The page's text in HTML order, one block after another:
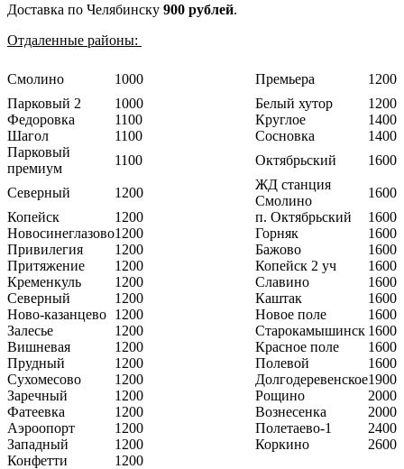
Доставка по Челябинску 900 рублей.
Отдаленные районы:
Смолино 1000 Премьера
1200
Парковый 2
1000 Белый хутор
1200
Федоровка
1100 Круглое
1400
Шагол
1100 Сосновка
1400
Парковый
премиум
1100 Октябрьский 1600
Северный 1200
ЖД станция
Смолино
1600
Копейск
1200 п. Октябрьский
1600
Новосинеглазово1200 Горняк
1600
Привилегия
1200 Бажово
1600
Притяжение
1200 Копейск 2 уч
1600
Кременкуль
1200 Славино
1600
Северный
1200 Каштак
1600
Ново-казанцево 1200 Новое поле
1600
Залесье
1200 Старокамышинск 1600
Вишневая
1200 Красное поле
1600
Прудный
1200 Полевой
1600
Сухомесово
1200 Долгодеревенское1900
Заречный
1200 Рощино
2000
Фатеевка
1200 Вознесенка
2000
Аэроопорт
1200 Полетаево-1
2400
Западный
1200 Коркино
2600
Конфетти
1200